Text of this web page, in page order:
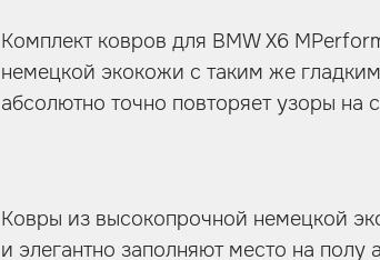
Комплект ковров для BMW X6
немецкой экокожи с таким же
абсолютно точно повторяет узоры на
Ковры из высокопрочной немецкой
и элегантно заполняют место на